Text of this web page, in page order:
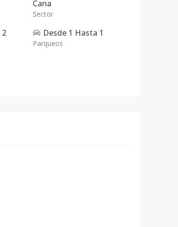
Cana
Sector
2 Desde 1 Hasta 1
Parqueos